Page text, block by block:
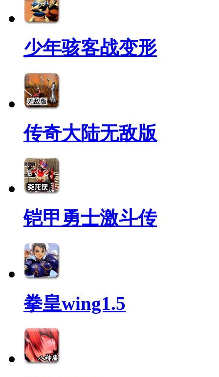
少年骇客战变形
传奇大陆无敌版
铠甲勇士激斗传
拳皇wing1.5